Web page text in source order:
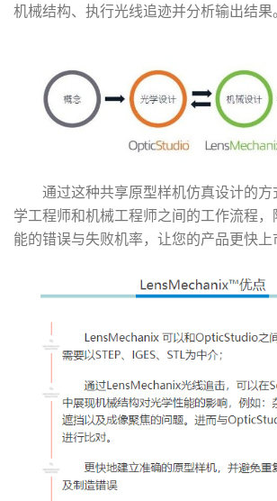
机械结构、执行光线追迹并分析输出结果
通过这种共享原型样机仿真设计的
学工程师和机械工程师之间的工作流程
能的错误与失败机率，让您的产品更快上